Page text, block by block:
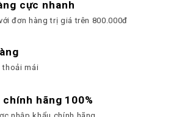
cực nhanh
đơn hàng trị giá trên 800.000đ
thoải mái
chính hãng 100%